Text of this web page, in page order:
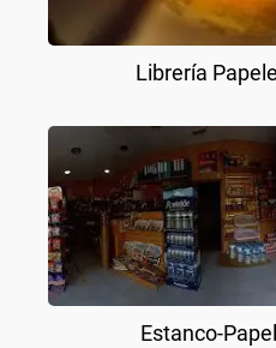
Librería
Estanco-